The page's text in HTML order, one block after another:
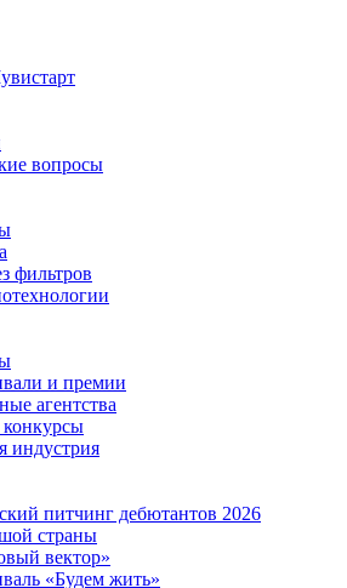
вопросы
фильтров
и премии
агентства
индустрия
питчинг дебютантов 2026
страны
вектор»
«Будем жить»